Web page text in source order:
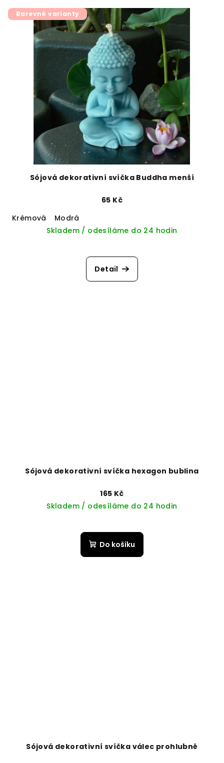
Barevné varianty
Sójová dekorativní svíčka Buddha menší
65 Kč
Krémová
Modrá
Skladem / odesíláme do 24 hodin
Detail
Sójová dekorativní svíčka hexagon bublina
165 Kč
Skladem / odesíláme do 24 hodin
Do košíku
Sójová dekorativní svíčka válec prohlubně